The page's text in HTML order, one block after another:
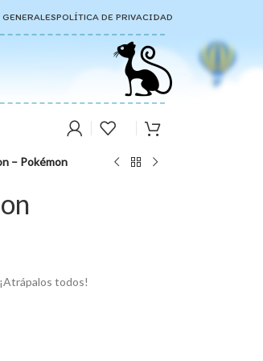
POLÍTICA DE PRIVACIDAD
– Pokémon
todos!